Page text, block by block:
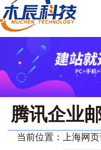
腾讯企业
当前位置： 上海网